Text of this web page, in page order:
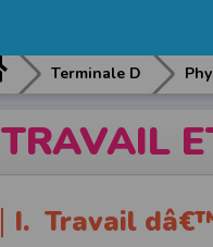
Terminale D
TRAVAIL
I. Travail